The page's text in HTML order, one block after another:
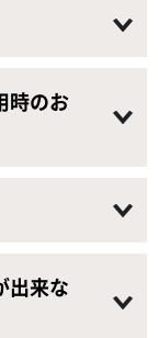
時のお
出来な